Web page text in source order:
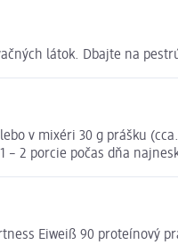
látok. Dbajte na
v mixéri 30 g prášku
– 2 porcie počas dňa
Eiweiß 90 proteínový